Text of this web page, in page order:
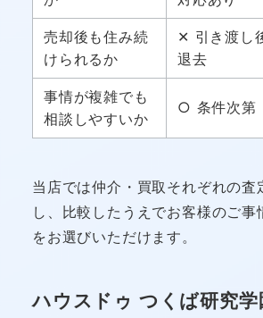
売却後も住み続
けられるか
✕ 引き渡し
退去
事情が複雑でも
相談しやすいか
○ 条件次第
当店では仲介・買取それぞれの査
し、比較したうえでお客様のご事
をお選びいただけます。
ハウスドゥ つくば研究学